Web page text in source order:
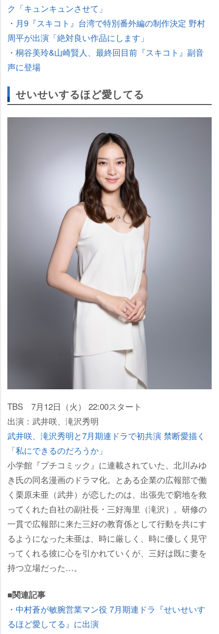
ク「キュンキュンさせて」
・ 月9『スキコト』台湾で特別番外編の制作決定 野村
周平が出演「絶対良い作品にします」
・ 桐谷美玲&山崎賢人、最終回目前『スキコト』副音
声に登場
せいせいするほど愛してる
TBS 7月12日（火） 22:00スタート
出演：武井咲、滝沢秀明
武井咲、滝沢秀明と7月期連ドラで初共演 禁断愛描く
「私にできるのだろうか」
小学館『プチコミック』に連載されていた、北川みゆ
き氏の同名漫画のドラマ化。とある企業の広報部で働
く栗原未亜（武井）が恋したのは、出張先で窮地を救
ってくれた自社の副社長・三好海里（滝沢）。研修の
一貫で広報部に来た三好の教育係として行動を共にす
るようになった未亜は、時に厳しく、時に優しく見守
ってくれる彼に心を引かれていくが、三好は既に妻を
持つ立場だった…。
■関連記事
・ 中村蒼が敏腕営業マン役 7月期連ドラ『せいせいす
るほど愛してる』に出演